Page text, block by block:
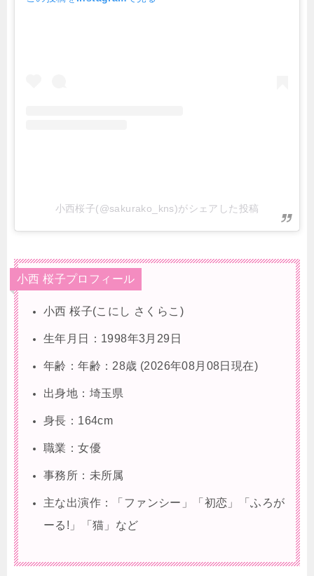
小西桜子(@sakurako_kns)がシェアした投稿
小西 桜子プロフィール
小西 桜子(こにし さくらこ)
生年月日：1998年3月29日
年齢：年齢：28歳 (2026年08月08日現在)
出身地：埼玉県
身長：164cm
職業：女優
事務所：未所属
主な出演作：「ファンシー」「初恋」「ふろが
ーる!」「猫」など